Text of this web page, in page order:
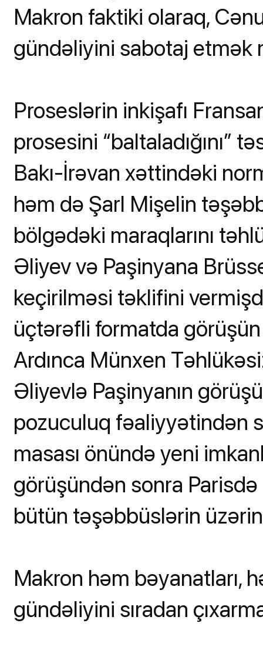
Makron faktiki olaraq,
gündəliyini sabotaj etmək
Proseslərin inkişafı
prosesini “baltaladığını”
Bakı-İrəvan xəttindəki
həm də Şarl Mişelin
bölgədəki maraqlarını
Əliyev və Paşinyana
keçirilməsi təklifini
üçtərəfli formatda
Ardınca Münxen
Əliyevlə Paşinyanın
pozuculuq fəaliyyətindən
masası önündə yeni
görüşündən sonra
bütün təşəbbüslərin
Makron həm bəyanatları,
gündəliyini sıradan